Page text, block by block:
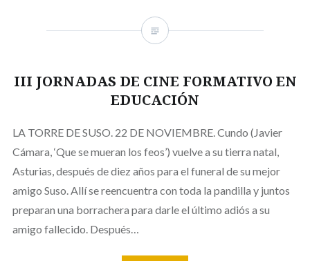
III JORNADAS DE CINE FORMATIVO EN
EDUCACIÓN
LA TORRE DE SUSO. 22 DE NOVIEMBRE. Cundo (Javier
Cámara, ‘Que se mueran los feos’) vuelve a su tierra natal,
Asturias, después de diez años para el funeral de su mejor
amigo Suso. Allí se reencuentra con toda la pandilla y juntos
preparan una borrachera para darle el último adiós a su
amigo fallecido. Después…